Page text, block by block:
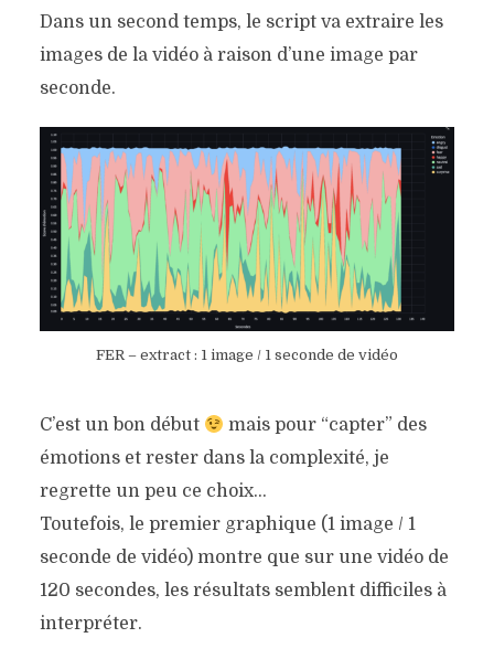
Dans un second temps, le script va extraire les
images de la vidéo à raison d’une image par
seconde.
FER – extract : 1 image / 1 seconde de vidéo
C’est un bon début
mais pour “capter” des
émotions et rester dans la complexité, je
regrette un peu ce choix…
Toutefois, le premier graphique (1 image / 1
seconde de vidéo) montre que sur une vidéo de
120 secondes, les résultats semblent difficiles à
interpréter.